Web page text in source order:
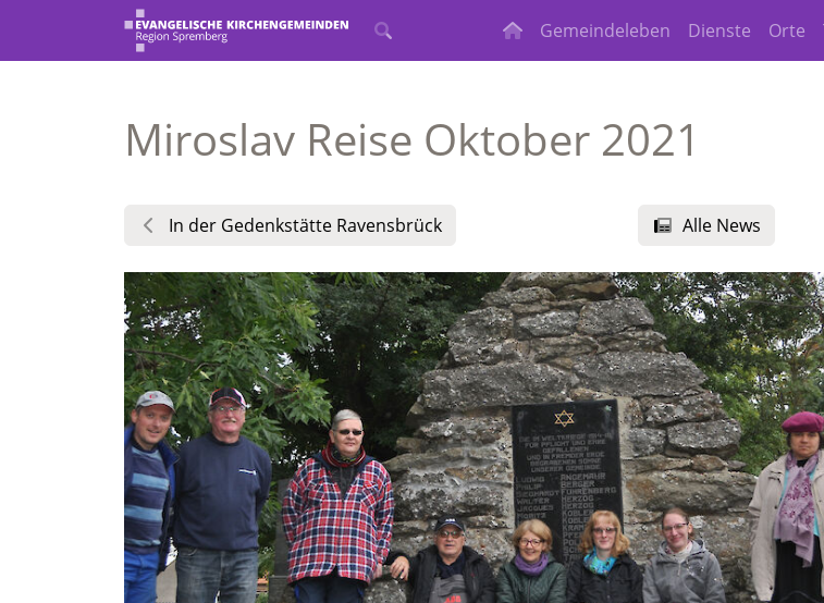
Gemeindeleben Dienste Orte
Miroslav Reise Oktober 2021
In der Gedenkstätte Ravensbrück Alle News